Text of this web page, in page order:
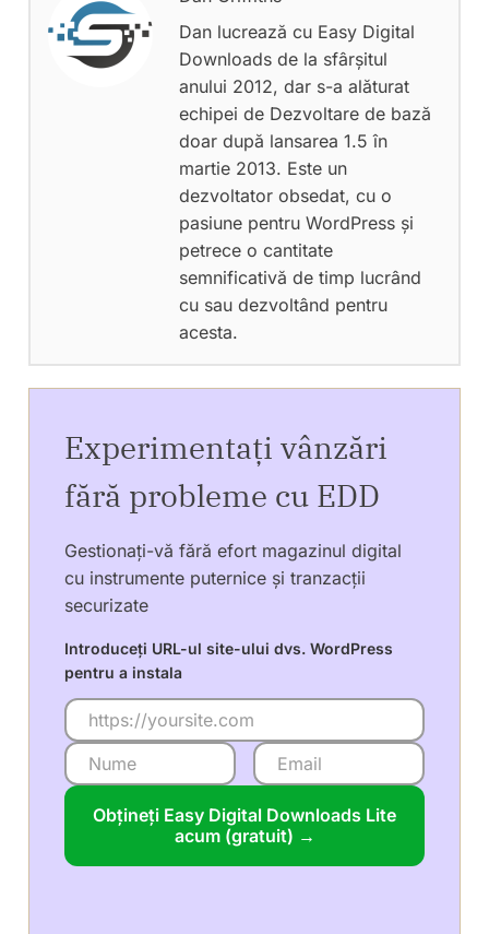
Dan lucrează cu Easy Digital
Downloads de la sfârșitul
anului 2012, dar s-a alăturat
echipei de Dezvoltare de bază
doar după lansarea 1.5 în
martie 2013. Este un
dezvoltator obsedat, cu o
pasiune pentru WordPress și
petrece o cantitate
semnificativă de timp lucrând
cu sau dezvoltând pentru
acesta.
Experimentați vânzări
fără probleme cu EDD
Gestionați-vă fără efort magazinul digital
cu instrumente puternice și tranzacții
securizate
Introduceți URL-ul site-ului dvs. WordPress
pentru a instala
Obțineți Easy Digital Downloads Lite
acum (gratuit) →